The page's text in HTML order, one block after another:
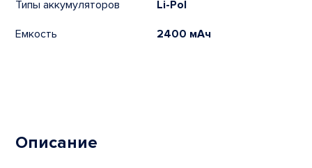
Типы аккумуляторов Li-Pol
Емкость 2400 мАч
Описание